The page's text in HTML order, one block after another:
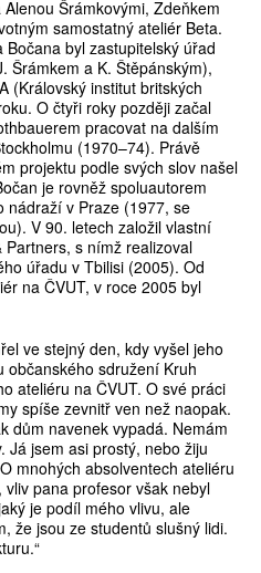
Šrámkovými, Zdeňkem
samostatný ateliér Beta.
byl zastupitelský úřad
Šrámkem a K. Štěpánským),
(Královský institut britských
O čtyři roky později začal
pracovat na dalším
(1970–74). Právě
projektu podle svých slov našel
je rovněž spoluautorem
nádraží v Praze (1977, se
V 90. letech založil vlastní
s nímž realizoval
úřadu v Tbilisi (2005). Od
na ČVUT, v roce 2005 byl
ve stejný den, kdy vyšel jeho
občanského sdružení Kruh
ateliéru na ČVUT. O své práci
spíše zevnitř ven než naopak.
dům navenek vypadá. Nemám
Já jsem asi prostý, nebo žiju
mnohých absolventech ateliéru
pana profesor však nebyl
je podíl mého vlivu, ale
že jsou ze studentů slušný lidi.